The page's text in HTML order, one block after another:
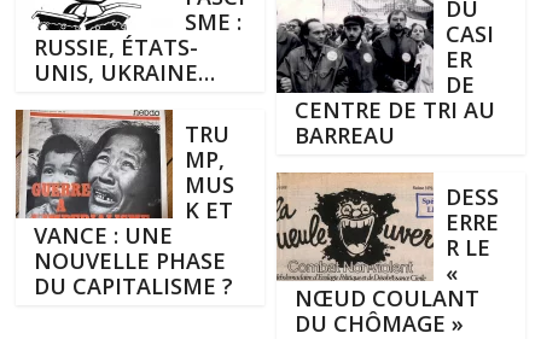
SME :
RUSSIE, ÉTATS-
UNIS, UKRAINE…
TRU
MP,
MUS
K ET
VANCE : UNE
NOUVELLE PHASE
DU CAPITALISME ?
DU
CASI
ER
DE
CENTRE DE TRI AU
BARREAU
DESS
ERRE
R LE
«
NŒUD COULANT
DU CHÔMAGE »